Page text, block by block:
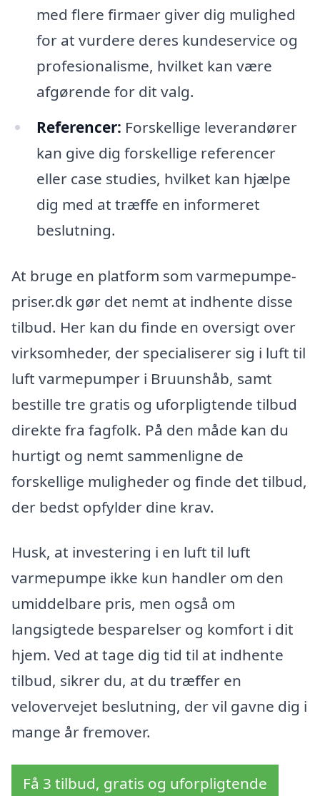
med flere firmaer giver dig mulighed
for at vurdere deres kundeservice og
profesionalisme, hvilket kan være
afgørende for dit valg.
Referencer: Forskellige leverandører
kan give dig forskellige referencer
eller case studies, hvilket kan hjælpe
dig med at træffe en informeret
beslutning.
At bruge en platform som varmepumpe-
priser.dk gør det nemt at indhente disse
tilbud. Her kan du finde en oversigt over
virksomheder, der specialiserer sig i luft til
luft varmepumper i Bruunshåb, samt
bestille tre gratis og uforpligtende tilbud
direkte fra fagfolk. På den måde kan du
hurtigt og nemt sammenligne de
forskellige muligheder og finde det tilbud,
der bedst opfylder dine krav.
Husk, at investering i en luft til luft
varmepumpe ikke kun handler om den
umiddelbare pris, men også om
langsigtede besparelser og komfort i dit
hjem. Ved at tage dig tid til at indhente
tilbud, sikrer du, at du træffer en
velovervejet beslutning, der vil gavne dig i
mange år fremover.
Få 3 tilbud, gratis og uforpligtende